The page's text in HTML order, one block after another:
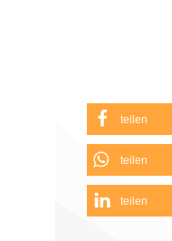
teilen
teilen
teilen